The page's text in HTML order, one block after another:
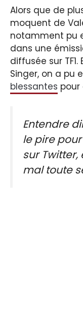
Alors que de
moquent de
notamment pu
dans une
diffusée sur
Singer, on a pu
blessantes
Entendre
le pire
sur
mal toute